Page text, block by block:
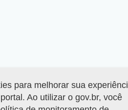
para melhorar sua
Ao utilizar o gov.br, você